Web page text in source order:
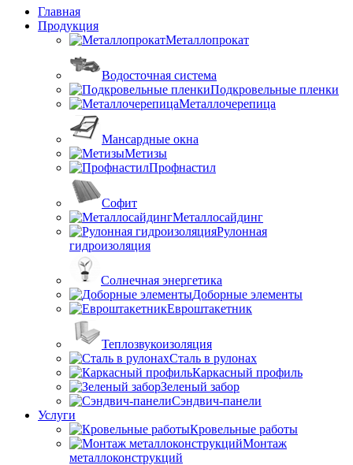
Главная
Продукция
Металлопрокат
Водосточная система
Подкровельные пленки
Металлочерепица
Мансардные окна
Метизы
Профнастил
Софит
Металлосайдинг
Рулонная
гидроизоляция
Солнечная энергетика
Доборные элементы
Евроштакетник
Теплозвукоизоляция
Сталь в рулонах
Каркасный профиль
Зеленый забор
Сэндвич-панели
Услуги
Кровельные работы
Монтаж
металлоконструкций